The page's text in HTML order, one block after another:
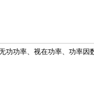
功功率、视在功率、功率因